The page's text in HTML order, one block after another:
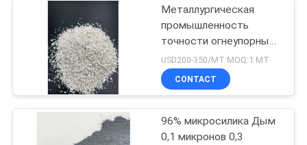
СВЯЖИТЕСЬ
НОВОСТИ
Розовый
расплавленный
алюминий
Металлургическая
промышленность
точности огнеупорный
песок, используемый
для литья 1796min.
USD200-350/MT MOQ:1 МТ
CONTACT
96% микросилика Дым
0,1 микронов 0,3